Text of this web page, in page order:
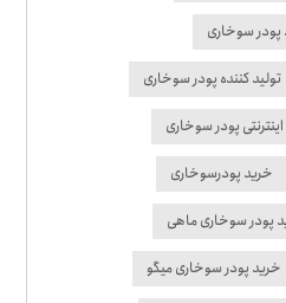
پودر سوخاری
تولید کننده پودر سوخاری
پودر سوخاری
خرید پودرسوخاری
پودر سوخاری ماهی
خرید پودر سوخاری میگو